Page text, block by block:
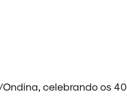
celebrando os 40